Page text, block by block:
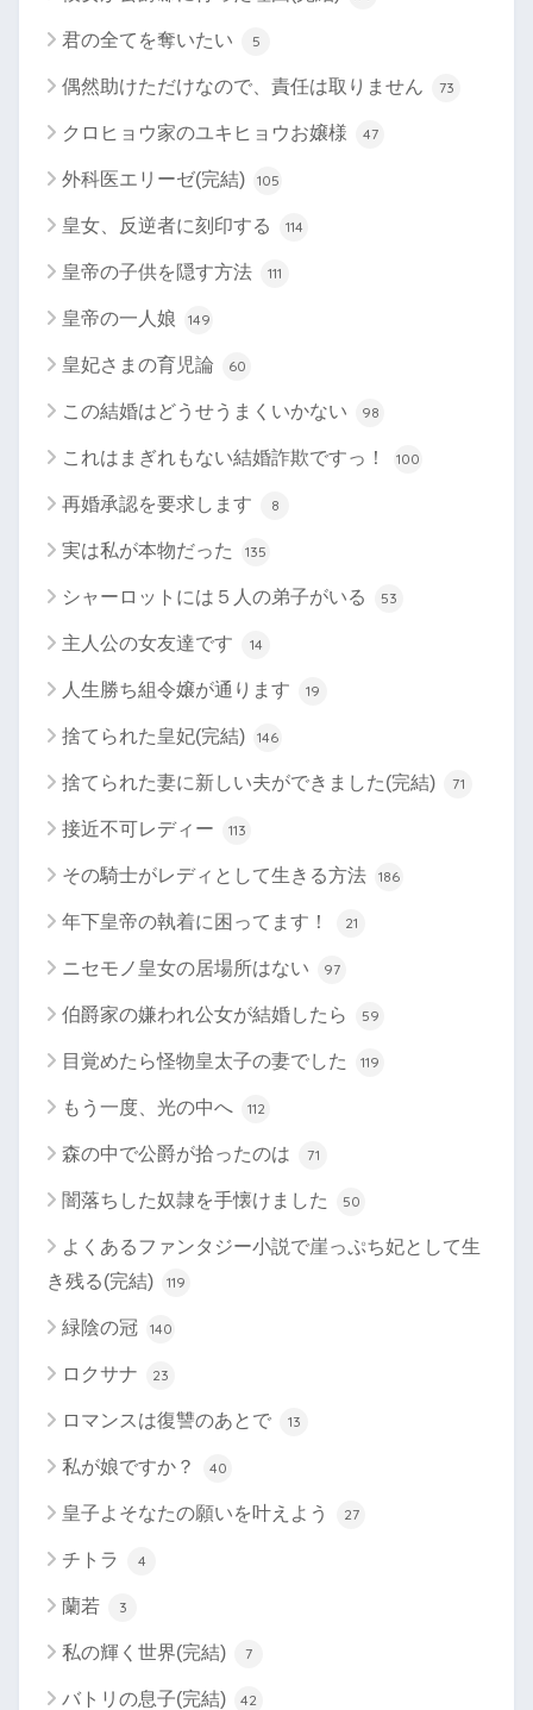
君の全てを奪いたい 5
偶然助けただけなので、責任は取りません 73
クロヒョウ家のユキヒョウお嬢様 47
外科医エリーゼ(完結) 105
皇女、反逆者に刻印する 114
皇帝の子供を隠す方法 111
皇帝の一人娘 149
皇妃さまの育児論 60
この結婚はどうせうまくいかない 98
これはまぎれもない結婚詐欺ですっ！ 100
再婚承認を要求します 8
実は私が本物だった 135
シャーロットには５人の弟子がいる 53
主人公の女友達です 14
人生勝ち組令嬢が通ります 19
捨てられた皇妃(完結) 146
捨てられた妻に新しい夫ができました(完結) 71
接近不可レディー 113
その騎士がレディとして生きる方法 186
年下皇帝の執着に困ってます！ 21
ニセモノ皇女の居場所はない 97
伯爵家の嫌われ公女が結婚したら 59
目覚めたら怪物皇太子の妻でした 119
もう一度、光の中へ 112
森の中で公爵が拾ったのは 71
闇落ちした奴隷を手懐けました 50
よくあるファンタジー小説で崖っぷち妃として生
き残る(完結)
119
緑陰の冠 140
ロクサナ 23
ロマンスは復讐のあとで 13
私が娘ですか？ 40
皇子よそなたの願いを叶えよう 27
チトラ 4
蘭若 3
私の輝く世界(完結) 7
バトリの息子(完結) 42